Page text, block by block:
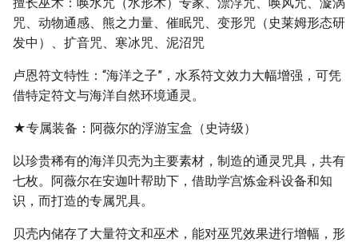
咒、动物通感、熊之力量、催眠咒、变形咒（史莱姆形态研
发中）、扩音咒、寒冰咒、泥沼咒
卢恩符文特性：“海洋之子”，水系符文效力大幅增强，可凭
借特定符文与海洋自然环境通灵。
★专属装备：阿薇尔的浮游宝盒（史诗级）
以珍贵稀有的海洋贝壳为主要素材，制造的通灵咒具，共有
七枚。阿薇尔在安迦叶帮助下，借助学宫炼金科设备和知
识，而打造的专属咒具。
贝壳内储存了大量符文和巫术，能对巫咒效果进行增幅，形